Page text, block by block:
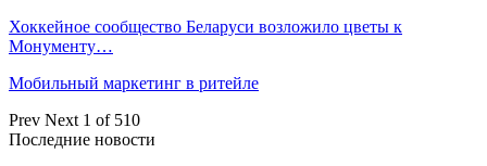
Хоккейное сообщество Беларуси возложило цветы к
Монументу…
Мобильный маркетинг в ритейле
Prev Next 1 of 510
Последние новости